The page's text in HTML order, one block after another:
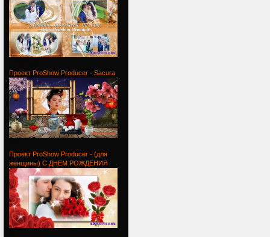
Проект ProShow Producer - Sacura
Проект ProShow Producer - (для
женщины) С ДНЕМ РОЖДЕНИЯ